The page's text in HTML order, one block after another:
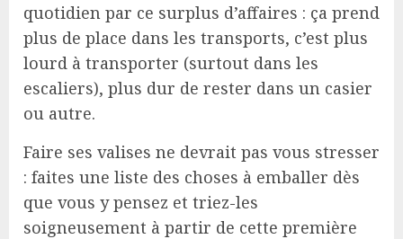
quotidien par ce surplus d’affaires : ça prend
plus de place dans les transports, c’est plus
lourd à transporter (surtout dans les
escaliers), plus dur de rester dans un casier
ou autre.
Faire ses valises ne devrait pas vous stresser
: faites une liste des choses à emballer dès
que vous y pensez et triez-les
soigneusement à partir de cette première